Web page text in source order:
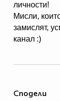
Сподели
личности!
Мисли,
замислят,
канал :)